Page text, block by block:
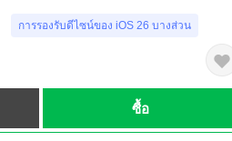
การรองรับดีไซน์ของ iOS 26 บางส่วน
ซื้อ